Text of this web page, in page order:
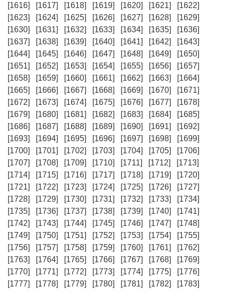
[1616]
[1617] [1618] [1619] [1620] [1621]
[1622]
[1623]
[1624] [1625] [1626] [1627] [1628]
[1629]
[1630]
[1631] [1632] [1633] [1634] [1635]
[1636]
[1637]
[1638] [1639] [1640] [1641] [1642]
[1643]
[1644]
[1645] [1646] [1647] [1648] [1649]
[1650]
[1651]
[1652] [1653] [1654] [1655] [1656]
[1657]
[1658]
[1659] [1660] [1661] [1662] [1663]
[1664]
[1665]
[1666] [1667] [1668] [1669] [1670]
[1671]
[1672]
[1673] [1674] [1675] [1676] [1677]
[1678]
[1679]
[1680] [1681] [1682] [1683] [1684]
[1685]
[1686]
[1687] [1688] [1689] [1690] [1691]
[1692]
[1693]
[1694] [1695] [1696] [1697] [1698]
[1699]
[1700]
[1701] [1702] [1703] [1704] [1705]
[1706]
[1707]
[1708] [1709] [1710] [1711] [1712]
[1713]
[1714]
[1715] [1716] [1717] [1718] [1719]
[1720]
[1721]
[1722] [1723] [1724] [1725] [1726]
[1727]
[1728]
[1729] [1730] [1731] [1732] [1733]
[1734]
[1735]
[1736] [1737] [1738] [1739] [1740]
[1741]
[1742]
[1743] [1744] [1745] [1746] [1747]
[1748]
[1749]
[1750] [1751] [1752] [1753] [1754]
[1755]
[1756]
[1757] [1758] [1759] [1760] [1761]
[1762]
[1763]
[1764] [1765] [1766] [1767] [1768]
[1769]
[1770]
[1771] [1772] [1773] [1774] [1775]
[1776]
[1777]
[1778] [1779] [1780] [1781] [1782]
[1783]